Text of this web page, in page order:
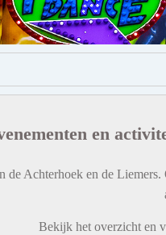
en
Achterhoek en de
Bekijk het overzicht en